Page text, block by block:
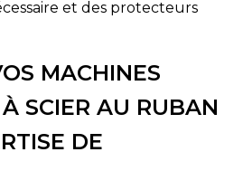
et des protecteurs
MACHINES
SCIER AU RUBAN
DE